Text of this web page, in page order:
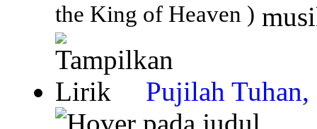
the King of Heaven )
Pujilah